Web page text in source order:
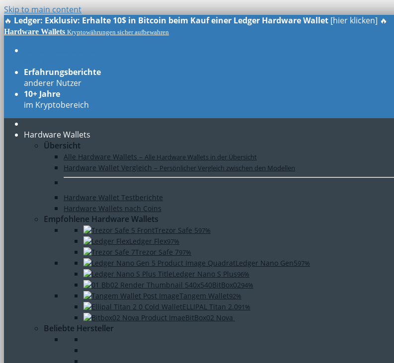
Skip to main content
🔥 Ledger: Exklusiv: Erhalte 10$ in Bitcoin beim Kauf einer Ledger Hardware Wallet [hier klicken] 🔥
Hardware Wallets Kryptowährungen sicher aufbewahren
Erfahrungsberichte
anderer Nutzer
10+ Jahre
im Kryptobereich
Hardware Wallets
Übersicht
Alle Hardware Wallets – Alle Hardware Wallets in der Übersicht
Hardware Wallet Vergleich – Persönlicher Vergleich zwischen den Modellen
Hardware Wallet Testberichte
Hardware Wallets nach Coins
Empfohlene Hardware Wallets
Trezor Safe 597%
Ledger Flex97%
Trezor Safe 797%
Ledger Nano Gen597%
Ledger Nano S Plus96%
BitBox0294%
Tangem Wallet92%
ELLIPAL Titan 2.091%
BitBox02 Nova
Beliebte Hersteller